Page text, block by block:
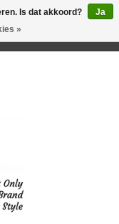
Is dat akkoord?
Ja
»